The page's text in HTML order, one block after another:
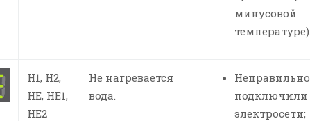
минусовой
температуре).
H1, H2,
HE, HE1,
HE2
Не нагревается
вода.
Неправильно
электросети;